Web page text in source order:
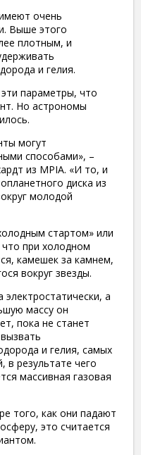
очень
Выше этого
плотным, и
и гелия.
параметры, что
Но астрономы
могут
способами», –
из MPIA. «И то, и
диска из
молодой
стартом» или
что при холодном
камешек за камнем,
вокруг звезды.
электростатически, а
массу он
пока не станет
и гелия, самых
в результате чего
массивная газовая
того, как они падают
это считается